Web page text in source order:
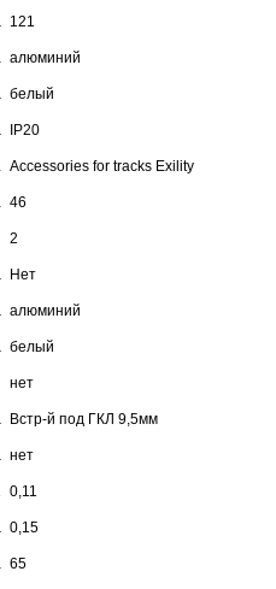
121
алюминий
белый
IP20
Accessories for tracks Exility
46
2
Нет
алюминий
белый
нет
Встр-й под ГКЛ 9,5мм
нет
0,11
0,15
65